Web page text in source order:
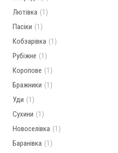
Лютівка (1)
Пасіки (1)
Кобзарівка (1)
Рубіжне (1)
Коропове (1)
Бражники (1)
Уди (1)
Сухини (1)
Новоселівка (1)
Баранівка (1)